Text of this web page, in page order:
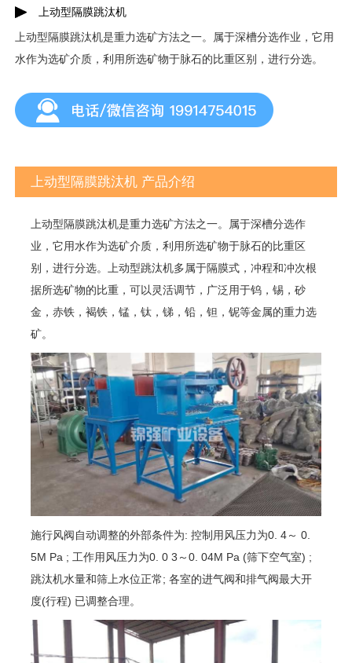
上动型隔膜跳汰机
上动型隔膜跳汰机是重力选矿方法之一。属于深槽分选作业，它用
水作为选矿介质，利用所选矿物于脉石的比重区别，进行分选。
上动型隔膜跳汰机 产品介绍
上动型隔膜跳汰机是重力选矿方法之一。属于深槽分选作
业，它用水作为选矿介质，利用所选矿物于脉石的比重区
别，进行分选。上动型跳汰机多属于隔膜式，冲程和冲次根
据所选矿物的比重，可以灵活调节，广泛用于钨，锡，砂
金，赤铁，褐铁，锰，钛，锑，铅，钽，铌等金属的重力选
矿。
施行风阀自动调整的外部条件为: 控制用风压力为0. 4～ 0.
5M Pa ; 工作用风压力为0. 0 3～0. 04M Pa (筛下空气室) ;
跳汰机水量和筛上水位正常; 各室的进气阀和排气阀最大开
度(行程) 已调整合理。